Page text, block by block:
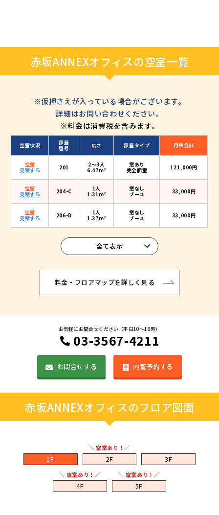
赤坂ANNEXオフィスの空室一覧
※仮押さえが入っている場合がございます。
詳細はお問い合わせください。
※料金は消費税を含みます。
空室状況
部屋
番号
広さ 部屋タイプ 月額合計
空室
見積する
201
2〜3人
6.47m2
窓あり
完全個室
121,000円
空室
見積する
204-C
1人
1.31m2
窓なし
ブース
33,000円
空室
見積する
206-D
1人
1.37m2
窓なし
ブース
33,000円
全て表示
料金・フロアマップを詳しく見る
お気軽にお問合せください（平日10〜18時）
03-3567-4211
お問合せする 内覧予約する
赤坂ANNEXオフィスのフロア図面
1F
＼ 空室あり！／
2F 3F
＼ 空室あり！／
4F
＼ 空室あり！／
5F